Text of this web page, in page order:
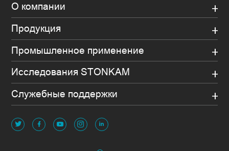
О компании
Продукция
Промышленное применение
Исследования STONKAM
Служебные поддержки